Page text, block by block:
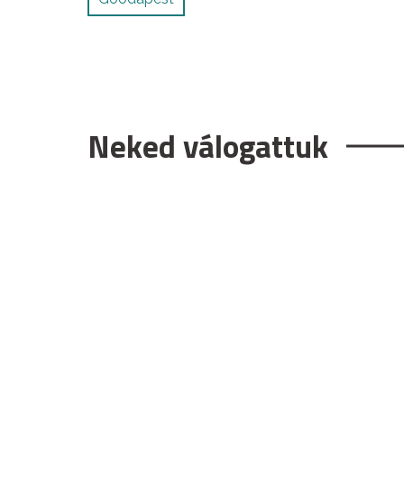
Neked válogattuk